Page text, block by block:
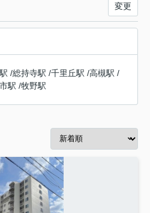
変更
/総持寺駅 /千里丘駅 /高槻駅 /
駅 /牧野駅